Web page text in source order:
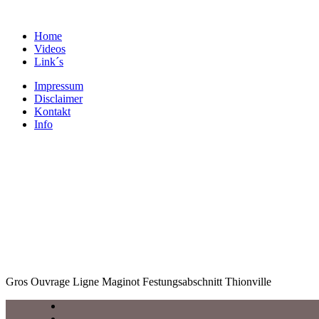
Home
Videos
Link´s
Impressum
Disclaimer
Kontakt
Info
Gros Ouvrage Ligne Maginot Festungsabschnitt Thionville